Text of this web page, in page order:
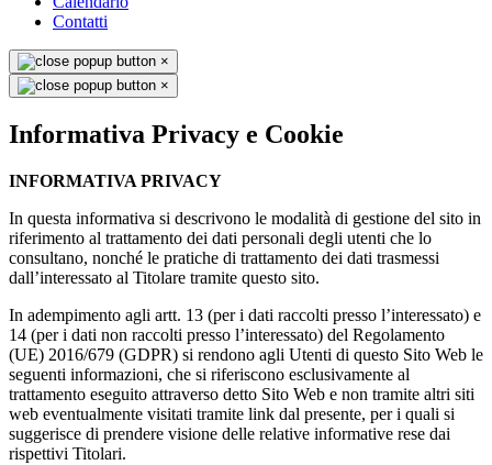
Contatti
×
×
Informativa Privacy e Cookie
INFORMATIVA PRIVACY
In questa informativa si descrivono le modalità di gestione del sito in
riferimento al trattamento dei dati personali degli utenti che lo
consultano, nonché le pratiche di trattamento dei dati trasmessi
dall’interessato al Titolare tramite questo sito.
In adempimento agli artt. 13 (per i dati raccolti presso l’interessato) e
14 (per i dati non raccolti presso l’interessato) del Regolamento
(UE) 2016/679 (GDPR) si rendono agli Utenti di questo Sito Web le
seguenti informazioni, che si riferiscono esclusivamente al
trattamento eseguito attraverso detto Sito Web e non tramite altri siti
web eventualmente visitati tramite link dal presente, per i quali si
suggerisce di prendere visione delle relative informative rese dai
rispettivi Titolari.